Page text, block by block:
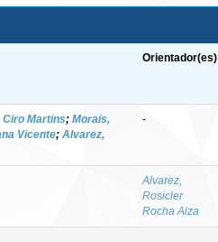
Orientador(es)
Ciro Martins; Morais,
Vicente; Alvarez,
-
Alvarez,
Rosicler
Rocha Aiza